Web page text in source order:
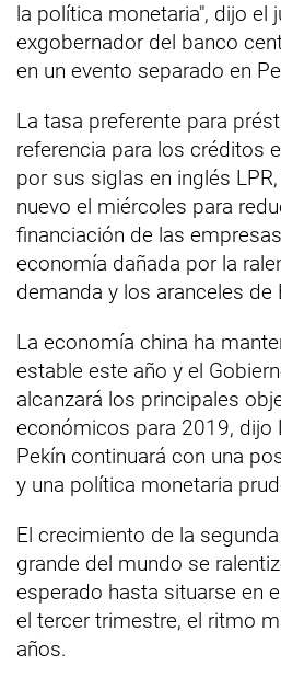
la política monetaria", dijo el
exgobernador del banco
en un evento separado en
La tasa preferente para
referencia para los créditos
por sus siglas en inglés
nuevo el miércoles para
financiación de las
economía dañada por la
demanda y los aranceles de
La economía china ha
estable este año y el
alcanzará los principales
económicos para 2019, dijo
Pekín continuará con una
y una política monetaria
El crecimiento de la
grande del mundo se
esperado hasta situarse en
el tercer trimestre, el ritmo
años.